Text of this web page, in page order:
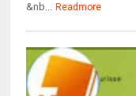
&nb... Readmore